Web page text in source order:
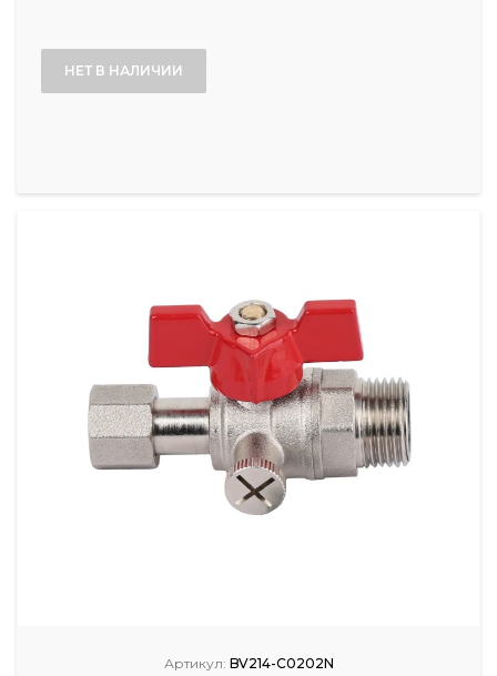
НЕТ В НАЛИЧИИ
Артикул: BV214-C0202N